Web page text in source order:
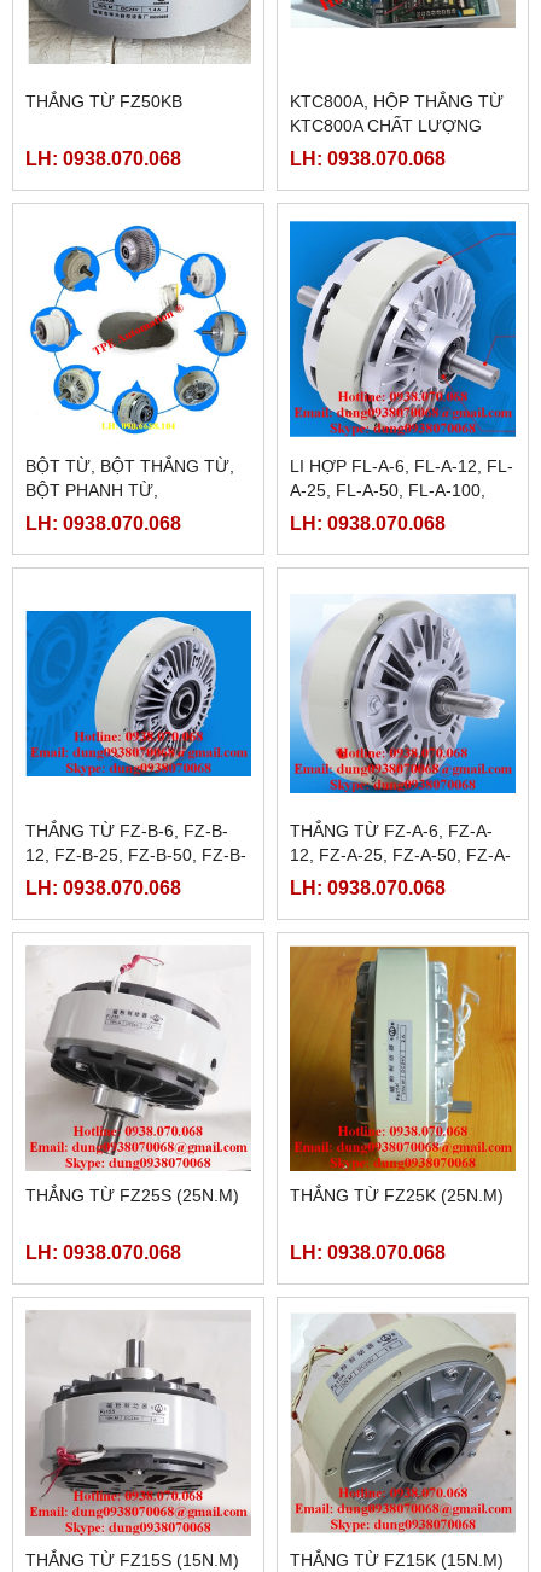
THẮNG TỪ FZ50KB
LH: 0938.070.068
KTC800A, HỘP THẮNG TỪ
KTC800A CHẤT LƯỢNG
LH: 0938.070.068
BỘT TỪ, BỘT THẮNG TỪ,
BỘT PHANH TỪ,
LH: 0938.070.068
LI HỢP FL-A-6, FL-A-12, FL-
A-25, FL-A-50, FL-A-100,
FL-A-200, FL-A-400
LH: 0938.070.068
THẮNG TỪ FZ-B-6, FZ-B-
12, FZ-B-25, FZ-B-50, FZ-B-
100, FZ-B-200
LH: 0938.070.068
THẮNG TỪ FZ-A-6, FZ-A-
12, FZ-A-25, FZ-A-50, FZ-A-
100, FZ-A-200, FZ-A-400
LH: 0938.070.068
THẮNG TỪ FZ25S (25N.M)
LH: 0938.070.068
THẮNG TỪ FZ25K (25N.M)
LH: 0938.070.068
THẮNG TỪ FZ15S (15N.M) THẮNG TỪ FZ15K (15N.M)